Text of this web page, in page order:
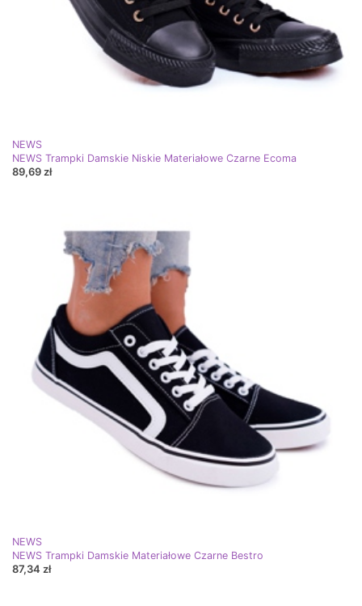
NEWS
NEWS Trampki Damskie Niskie Materiałowe Czarne Ecoma
89,69 zł
NEWS
NEWS Trampki Damskie Materiałowe Czarne Bestro
87,34 zł